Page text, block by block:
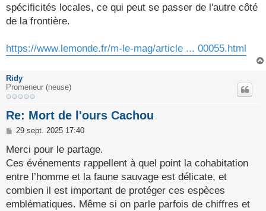
spécificités locales, ce qui peut se passer de l'autre côté
de la frontière.
https://www.lemonde.fr/m-le-mag/article ... 00055.html
Ridy
Promeneur (neuse)
Re: Mort de l'ours Cachou
M
s
a
g
e
29 sept. 2025 17:40
Merci pour le partage.
Ces événements rappellent à quel point la cohabitation
entre l’homme et la faune sauvage est délicate, et
combien il est important de protéger ces espèces
emblématiques. Même si on parle parfois de chiffres et